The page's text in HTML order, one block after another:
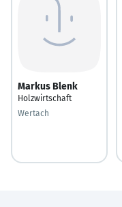
Markus Blenk
Holzwirtschaft
Wertach